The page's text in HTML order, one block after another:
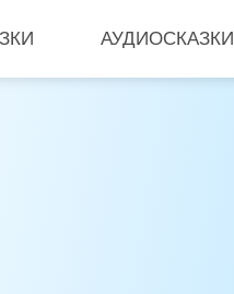
АУДИОСКАЗКИ